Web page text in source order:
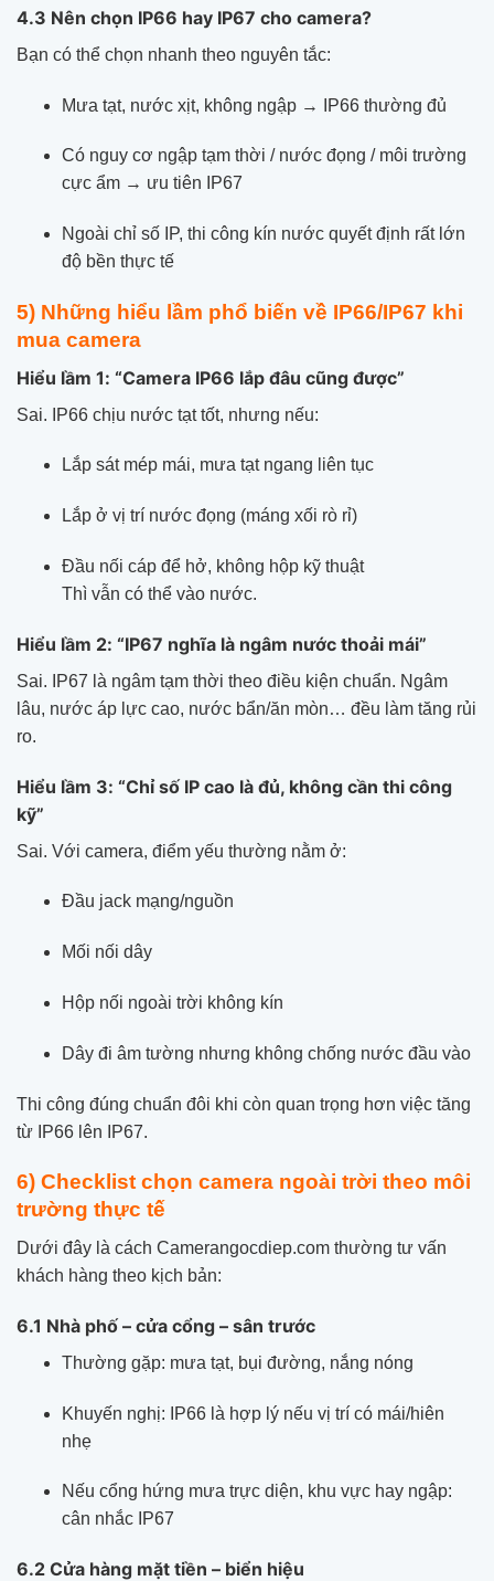
4.3 Nên chọn IP66 hay IP67 cho camera?
Bạn có thể chọn nhanh theo nguyên tắc:
Mưa tạt, nước xịt, không ngập → IP66 thường đủ
Có nguy cơ ngập tạm thời / nước đọng / môi trường
cực ẩm → ưu tiên IP67
Ngoài chỉ số IP, thi công kín nước quyết định rất lớn
độ bền thực tế
5) Những hiểu lầm phổ biến về IP66/IP67 khi
mua camera
Hiểu lầm 1: “Camera IP66 lắp đâu cũng được”
Sai. IP66 chịu nước tạt tốt, nhưng nếu:
Lắp sát mép mái, mưa tạt ngang liên tục
Lắp ở vị trí nước đọng (máng xối rò rỉ)
Đầu nối cáp để hở, không hộp kỹ thuật
Thì vẫn có thể vào nước.
Hiểu lầm 2: “IP67 nghĩa là ngâm nước thoải mái”
Sai. IP67 là ngâm tạm thời theo điều kiện chuẩn. Ngâm
lâu, nước áp lực cao, nước bẩn/ăn mòn… đều làm tăng rủi
ro.
Hiểu lầm 3: “Chỉ số IP cao là đủ, không cần thi công
kỹ”
Sai. Với camera, điểm yếu thường nằm ở:
Đầu jack mạng/nguồn
Mối nối dây
Hộp nối ngoài trời không kín
Dây đi âm tường nhưng không chống nước đầu vào
Thi công đúng chuẩn đôi khi còn quan trọng hơn việc tăng
từ IP66 lên IP67.
6) Checklist chọn camera ngoài trời theo môi
trường thực tế
Dưới đây là cách Camerangocdiep.com thường tư vấn
khách hàng theo kịch bản:
6.1 Nhà phố – cửa cổng – sân trước
Thường gặp: mưa tạt, bụi đường, nắng nóng
Khuyến nghị: IP66 là hợp lý nếu vị trí có mái/hiên
nhẹ
Nếu cổng hứng mưa trực diện, khu vực hay ngập:
cân nhắc IP67
6.2 Cửa hàng mặt tiền – biển hiệu